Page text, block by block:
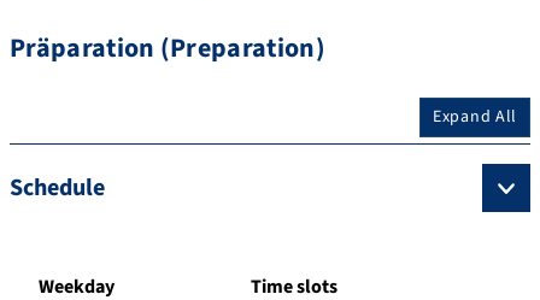
Präparation (Preparation)
Expand All
Schedule
Weekday Time slots